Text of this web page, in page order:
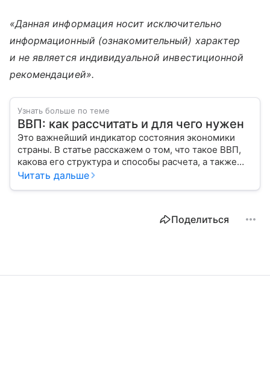
«Данная информация носит исключительно
информационный (ознакомительный) характер
и не является индивидуальной инвестиционной
рекомендацией».
Узнать больше по теме
ВВП: как рассчитать и для чего нужен
Это важнейший индикатор состояния экономики
страны. В статье расскажем о том, что такое ВВП,
какова его структура и способы расчета, а также
приведем прогноз эксперта о росте валового
Читать дальше
Поделиться